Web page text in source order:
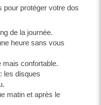
pour protéger votre dos
de la journée.
heure sans vous
mais confortable.
les disques
matin et après le